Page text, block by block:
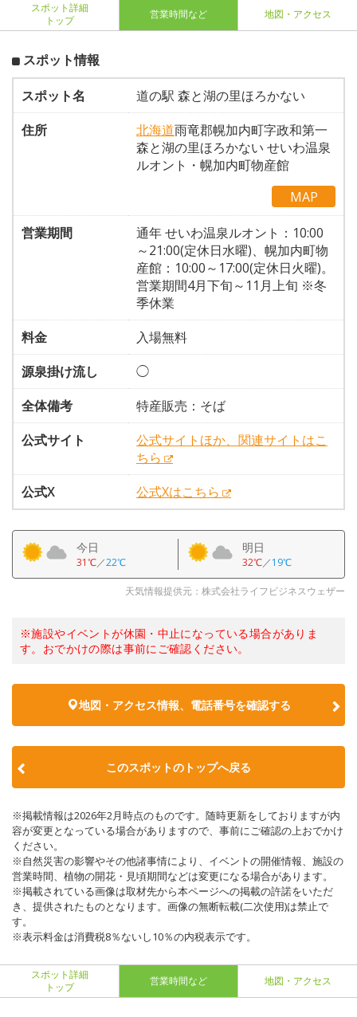
スポット詳細
トップ
営業時間など 地図・アクセス
スポット情報
スポット名
道の駅 森と湖の里ほろかない
住所
北海道雨竜郡幌加内町字政和第一
森と湖の里ほろかない せいわ温泉
ルオント・幌加内町物産館
MAP
営業期間
通年 せいわ温泉ルオント：10:00
～21:00(定休日水曜)、幌加内町物
産館：10:00～17:00(定休日火曜)。
営業期間4月下旬～11月上旬 ※冬
季休業
料金
入場無料
源泉掛け流し
◯
全体備考
特産販売：そば
公式サイト
公式サイトほか、関連サイトはこ
ちら
公式X
公式Xはこちら
今日
31℃／22℃
明日
32℃／19℃
天気情報提供元：株式会社ライフビジネスウェザー
※施設やイベントが休園・中止になっている場合がありま
す。おでかけの際は事前にご確認ください。
地図・アクセス情報、電話番号を確認する
このスポットのトップへ戻る
※掲載情報は2026年2月時点のものです。随時更新をしておりますが内
容が変更となっている場合がありますので、事前にご確認の上おでかけ
ください。
※自然災害の影響やその他諸事情により、イベントの開催情報、施設の
営業時間、植物の開花・見頃期間などは変更になる場合があります。
※掲載されている画像は取材先から本ページへの掲載の許諾をいただ
き、提供されたものとなります。画像の無断転載(二次使用)は禁止で
す。
※表示料金は消費税8％ないし10％の内税表示です。
スポット詳細
トップ
営業時間など 地図・アクセス